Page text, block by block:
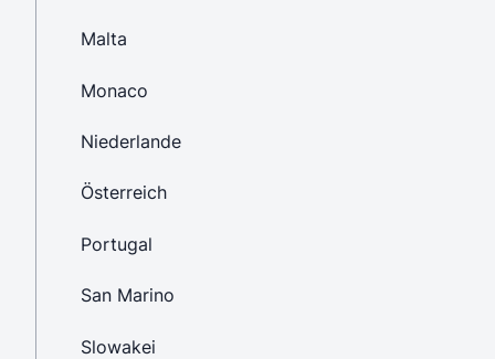
Malta
Monaco
Niederlande
Österreich
Portugal
San Marino
Slowakei